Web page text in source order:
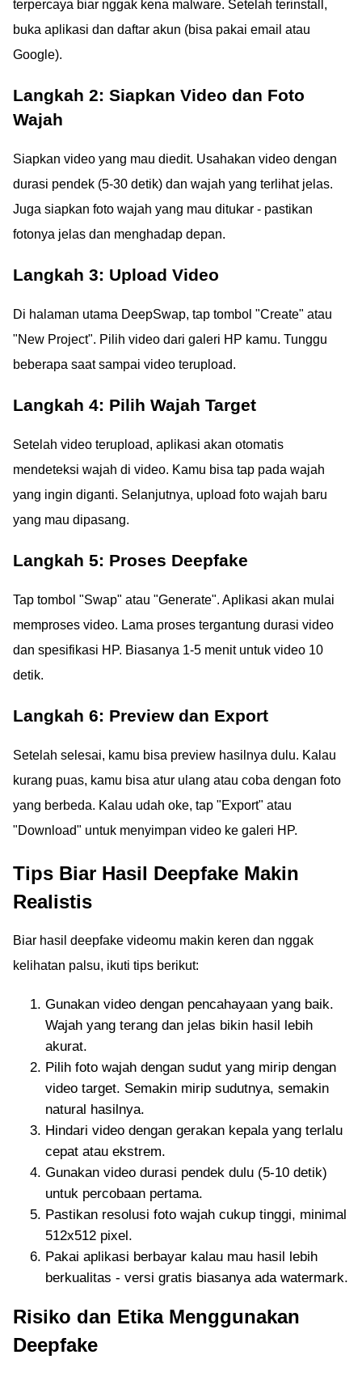
terpercaya biar nggak kena malware. Setelah terinstall,
buka aplikasi dan daftar akun (bisa pakai email atau
Google).
Langkah 2: Siapkan Video dan Foto
Wajah
Siapkan video yang mau diedit. Usahakan video dengan
durasi pendek (5-30 detik) dan wajah yang terlihat jelas.
Juga siapkan foto wajah yang mau ditukar - pastikan
fotonya jelas dan menghadap depan.
Langkah 3: Upload Video
Di halaman utama DeepSwap, tap tombol "Create" atau
"New Project". Pilih video dari galeri HP kamu. Tunggu
beberapa saat sampai video terupload.
Langkah 4: Pilih Wajah Target
Setelah video terupload, aplikasi akan otomatis
mendeteksi wajah di video. Kamu bisa tap pada wajah
yang ingin diganti. Selanjutnya, upload foto wajah baru
yang mau dipasang.
Langkah 5: Proses Deepfake
Tap tombol "Swap" atau "Generate". Aplikasi akan mulai
memproses video. Lama proses tergantung durasi video
dan spesifikasi HP. Biasanya 1-5 menit untuk video 10
detik.
Langkah 6: Preview dan Export
Setelah selesai, kamu bisa preview hasilnya dulu. Kalau
kurang puas, kamu bisa atur ulang atau coba dengan foto
yang berbeda. Kalau udah oke, tap "Export" atau
"Download" untuk menyimpan video ke galeri HP.
Tips Biar Hasil Deepfake Makin
Realistis
Biar hasil deepfake videomu makin keren dan nggak
kelihatan palsu, ikuti tips berikut:
Gunakan video dengan pencahayaan yang baik.
Wajah yang terang dan jelas bikin hasil lebih
akurat.
Pilih foto wajah dengan sudut yang mirip dengan
video target. Semakin mirip sudutnya, semakin
natural hasilnya.
Hindari video dengan gerakan kepala yang terlalu
cepat atau ekstrem.
Gunakan video durasi pendek dulu (5-10 detik)
untuk percobaan pertama.
Pastikan resolusi foto wajah cukup tinggi, minimal
512x512 pixel.
Pakai aplikasi berbayar kalau mau hasil lebih
berkualitas - versi gratis biasanya ada watermark.
Risiko dan Etika Menggunakan
Deepfake